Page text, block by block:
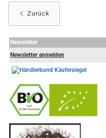
Zurück
Newsletter
Newsletter anmelden